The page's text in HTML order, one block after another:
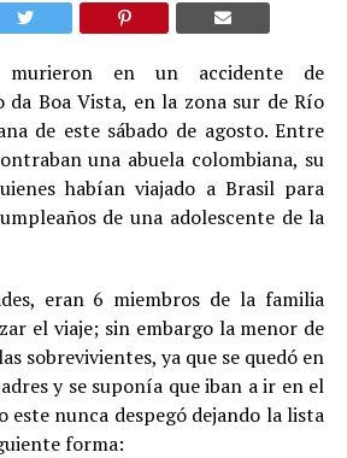
murieron en un accidente de
Boa Vista, en la zona sur de Río
de este sábado de agosto. Entre
una abuela colombiana, su
habían viajado a Brasil para
de una adolescente de la
eran 6 miembros de la familia
el viaje; sin embargo la menor de
sobrevivientes, ya que se quedó en
y se suponía que iban a ir en el
este nunca despegó dejando la lista
forma: